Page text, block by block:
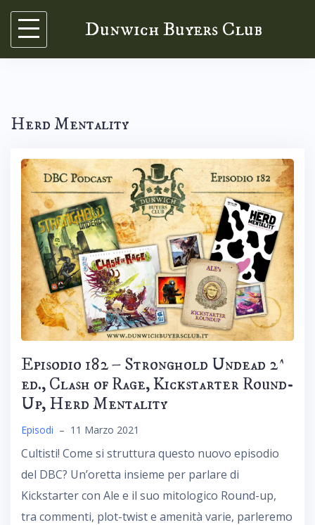
Skip
content
Dunwich Buyers Club
Herd Mentality
Episodio 182 – Stronghold Undead 2^
ed., Clash of Rage, Kickstarter Round-
Up, Herd Mentality
Episodi – 11 Marzo 2021
Cultisti! Come si struttura questo nuovo episodio
del DBC? Un’oretta insieme per parlare di
Kickstarter con Ale e il suo mitologico Round-up,
tra commenti, plot-twist e amenità varie, parleremo